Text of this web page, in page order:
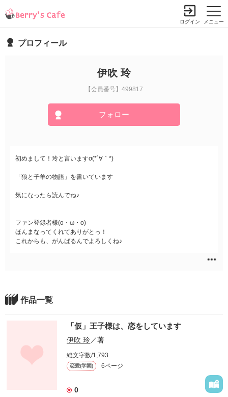
メニュー
ログイン
プロフィール
伊吹 玲
【会員番号】499817
フォロー
初めまして！玲と言いますσ(*´∀｀*)
「狼と子羊の物語」を書いています
気になったら読んでね♪
ファン登録者様(o・ω・o)
ほんまなってくれてありがとっ！
これからも、がんばるんでよろしくね♪
作品一覧
「仮」王子様は、恋をしています
伊吹 玲／著
総文字数/1,793
恋愛(学園) 6ページ
0